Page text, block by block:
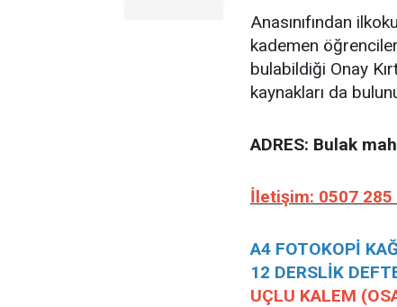
Anasınıfından
kademen
bulabildiği Onay
kaynakları da
ADRES: Bulak
İletişim: 0507 285
A4 FOTOKOPİ
12 DERSLİK
UÇLU KALEM